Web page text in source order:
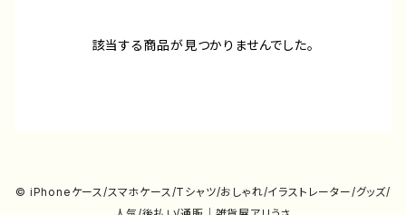
該当する商品が見つかりませんでした。
© iPhoneケース/スマホケース/Tシャツ/おしゃれ/イラストレーター/グッズ/